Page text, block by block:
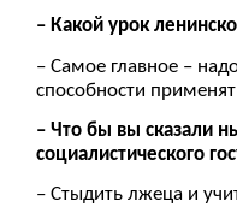
– Какой урок
– Самое главное –
способности
– Что бы вы сказали
социалистического
– Стыдить лжеца и